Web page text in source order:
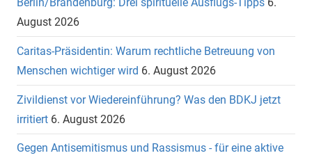
August 2026
Caritas-Präsidentin: Warum rechtliche Betreuung von
Menschen wichtiger wird 6. August 2026
Zivildienst vor Wiedereinführung? Was den BDKJ jetzt
irritiert 6. August 2026
Gegen Antisemitismus und Rassismus - für eine aktive